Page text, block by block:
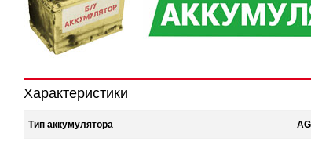
Характеристики
Тип аккумулятора